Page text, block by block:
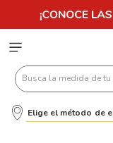
Busca la medida
Elige el método de